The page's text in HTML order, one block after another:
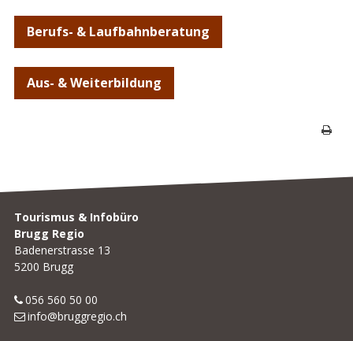
Berufs- & Laufbahnberatung
Aus- & Weiterbildung
Footer
Tourismus & Infobüro
Brugg Regio
Badenerstrasse 13
5200 Brugg
056 560 50 00
info@bruggregio.ch